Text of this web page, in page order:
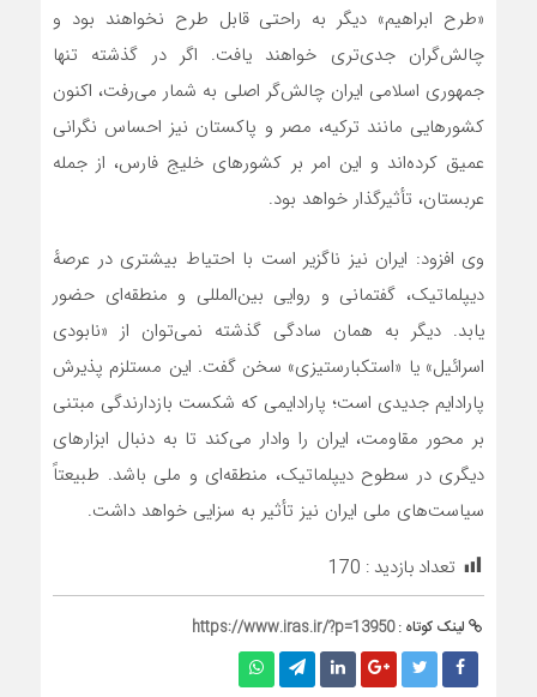
«طرح ابراهیم» دیگر به راحتی قابل طرح نخواهند بود و
چالش‌گران جدی‌تری خواهند یافت. اگر در گذشته تنها
جمهوری اسلامی ایران چالش‌گر اصلی به شمار می‌رفت، اکنون
کشورهایی مانند ترکیه، مصر و پاکستان نیز احساس نگرانی
عمیق کرده‌اند و این امر بر کشورهای خلیج فارس، از جمله
عربستان، تأثیرگذار خواهد بود.
وی افزود: ایران نیز ناگزیر است با احتیاط بیشتری در عرصهٔ
دیپلماتیک، گفتمانی و روایی بین‌المللی و منطقه‌ای حضور
یابد. دیگر به همان سادگی گذشته نمی‌توان از «نابودی
اسرائیل» یا «استکبارستیزی» سخن گفت. این مستلزم پذیرش
پارادایم جدیدی است؛ پارادایمی که شکست بازدارندگی مبتنی
بر محور مقاومت، ایران را وادار می‌کند تا به دنبال ابزارهای
دیگری در سطوح دیپلماتیک، منطقه‌ای و ملی باشد. طبیعتاً
سیاست‌های ملی ایران نیز تأثیر به سزایی خواهد داشت.
تعداد بازدید : 170
لینک کوتاه :https://www.iras.ir/?p=13950